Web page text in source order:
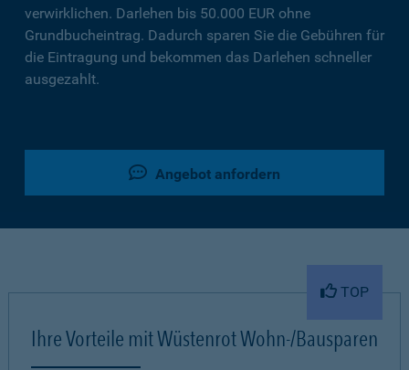
verwirklichen. Darlehen bis 50.000 EUR ohne
Grundbucheintrag. Dadurch sparen Sie die Gebühren für
die Eintragung und bekommen das Darlehen schneller
ausgezahlt.
Angebot anfordern
TOP
Ihre Vorteile mit Wüstenrot Wohn-/Bausparen